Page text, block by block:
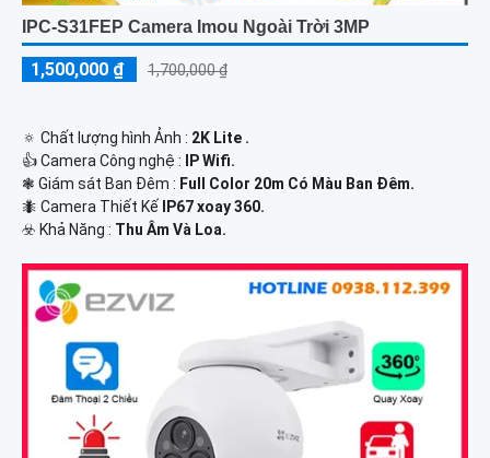
IPC-S31FEP Camera Imou Ngoài Trời 3MP
1,500,000 ₫ 1,700,000 ₫
🔅 Chất lượng hình Ảnh : 2K Lite .
👍 Camera Công nghệ :
IP Wifi.
❃ Giám sát Ban Đêm : Full Color 20m Có Màu Ban Ðêm.
🐜 Camera Thiết Kế
IP67 xoay 360.
️☣️ Khả Năng : Thu Âm Và Loa.